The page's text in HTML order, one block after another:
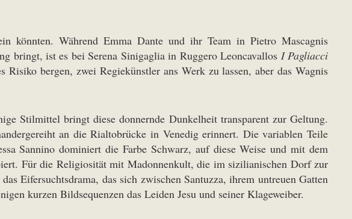
könnten. Während Emma Dante und ihr Team in Pietro Mascagnis
bringt, ist es bei Serena Sinigaglia in Ruggero Leoncavallos I Pagliacci
bergen, zwei Regiekünstler ans Werk zu lassen, aber das Wagnis
Stilmittel bringt diese donnernde Dunkelheit transparent zur Geltung.
an die Rialtobrücke in Venedig erinnert. Die variablen Teile
Sannino dominiert die Farbe Schwarz, auf diese Weise und mit dem
Für die Religiosität mit Madonnenkult, die im sizilianischen Dorf zur
Eifersuchtsdrama, das sich zwischen Santuzza, ihrem untreuen Gatten
kurzen Bildsequenzen das Leiden Jesu und seiner Klageweiber.